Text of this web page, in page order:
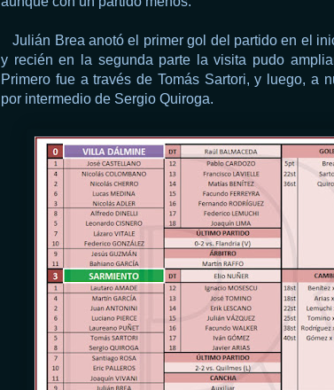
Julián Brea anotó el primer gol del partido en el
y recién en la segunda parte la visita pudo
Primero fue a través de Tomás Sartori, y luego, a
por intermedio de Sergio Quiroga.